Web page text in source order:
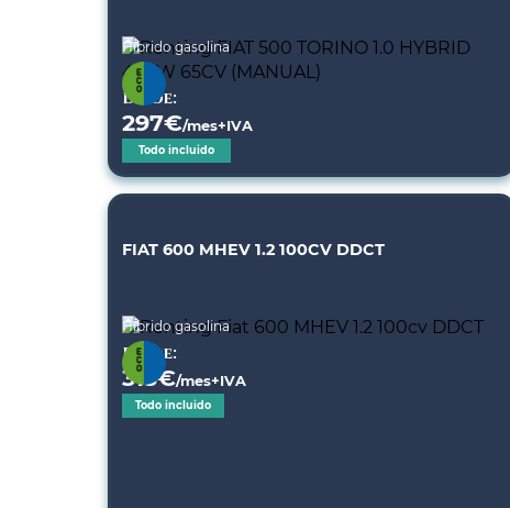
Híbrido gasolina
Desde:
297€/mes+IVA
Todo incluido
FIAT 600 MHEV 1.2 100CV DDCT
Híbrido gasolina
Desde:
313€/mes+IVA
Todo incluido